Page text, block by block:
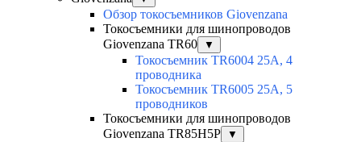
Обзор токосъемников Giovenzana
Токосъемники для шинопроводов
Giovenzana TR60
▼
Токосъемник TR6004 25A, 4
проводника
Токосъемник TR6005 25A, 5
проводников
Токосъемники для шинопроводов
Giovenzana TR85H5P
▼